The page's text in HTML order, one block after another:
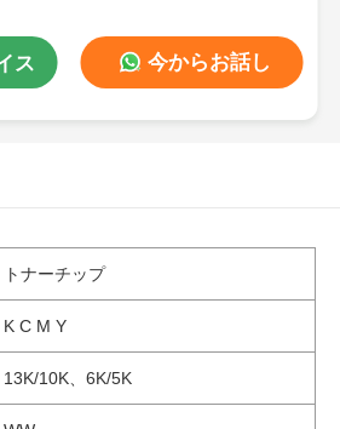
ス 今からお話し
トナーチップ
K C M Y
13K/10K、6K/5K